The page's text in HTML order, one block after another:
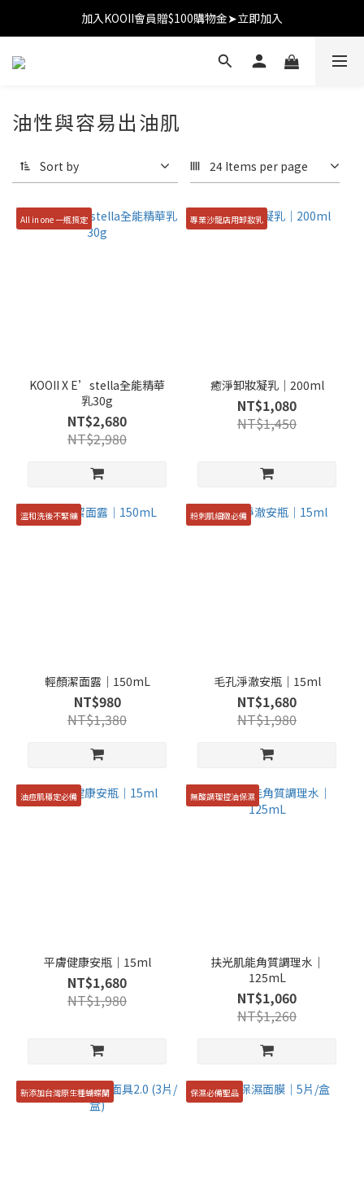
加入KOOII會員贈$100購物金➤立即加入
加入KOOII會員贈$100購物金➤立即加入
全館$3,000免運
油性與容易出油肌
Sort by 24 Items per page
All in one 一瓶搞定
KOOII X E’stella全能精華
乳30g
NT$2,680
NT$2,980
專業沙龍店用卸妝乳
癒淨卸妝凝乳｜200ml
NT$1,080
NT$1,450
溫和洗後不緊繃
輕顏潔面露｜150mL
NT$980
NT$1,380
粉刺肌細緻必備
毛孔淨澈安瓶｜15ml
NT$1,680
NT$1,980
油痘肌穩定必備
平膚健康安瓶｜15ml
NT$1,680
NT$1,980
無酸調理控油保濕
扶光肌能角質調理水｜
125mL
NT$1,060
NT$1,260
新添加台灣原生種蝴蝶蘭 保濕必備聖品